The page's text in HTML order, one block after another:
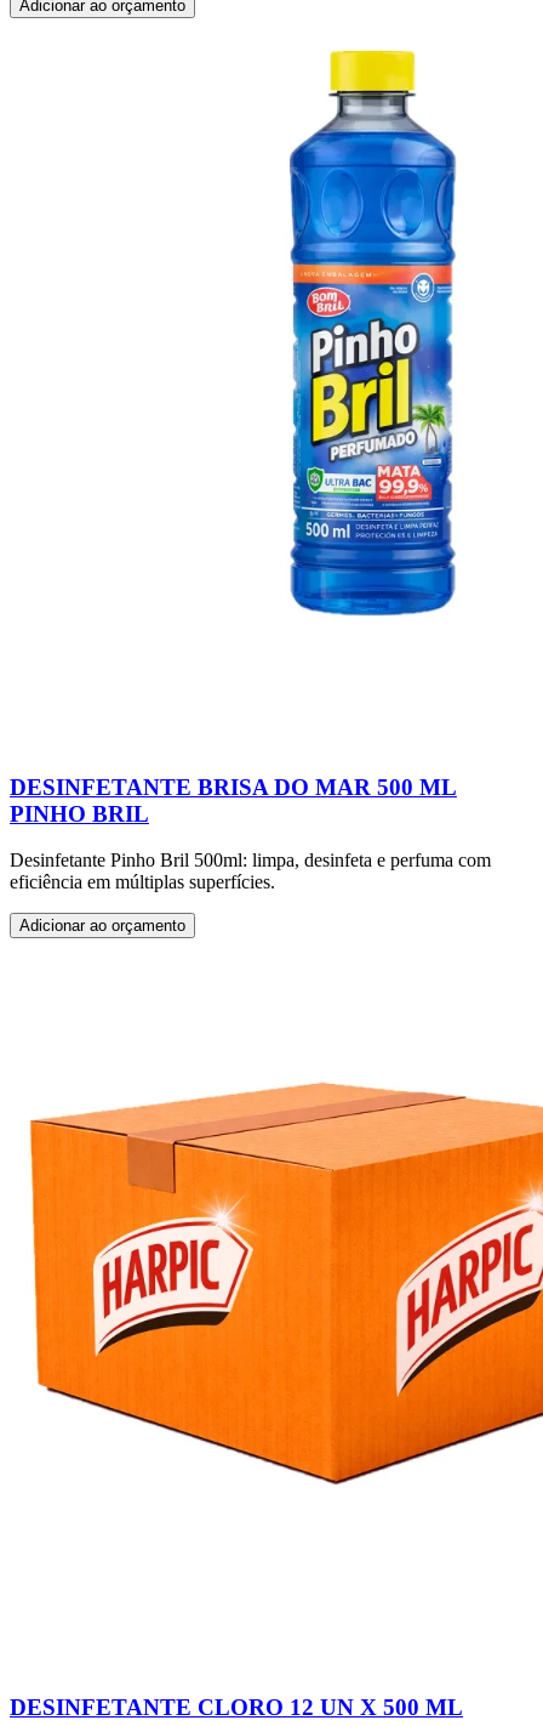
Adicionar ao orçamento
DESINFETANTE BRISA DO MAR 500 ML
PINHO BRIL
Desinfetante Pinho Bril 500ml: limpa, desinfeta e perfuma com
eficiência em múltiplas superfícies.
Adicionar ao orçamento
DESINFETANTE CLORO 12 UN X 500 ML